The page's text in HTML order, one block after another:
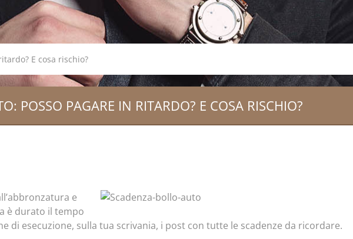
E cosa rischio?
POSSO PAGARE IN RITARDO? E COSA RISCHIO?
e
è durato il tempo
di esecuzione, sulla tua scrivania, i post con tutte le scadenze da ricordare.